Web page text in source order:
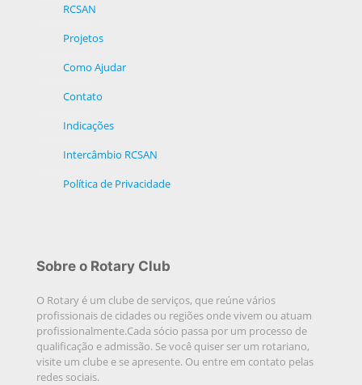
RCSAN
Projetos
Como Ajudar
Contato
Indicações
Intercâmbio RCSAN
Política de Privacidade
Sobre o Rotary Club
O Rotary é um clube de serviços, que reúne vários
profissionais de cidades ou regiões onde vivem ou atuam
profissionalmente.Cada sócio passa por um processo de
qualificação e admissão. Se você quiser ser um rotariano,
visite um clube e se apresente. Ou entre em contato pelas
redes sociais.